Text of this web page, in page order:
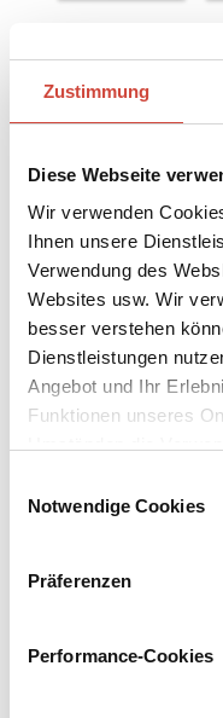
Zustimmung
Diese Webseite
Wir verwenden
Ihnen unsere
Verwendung des
Websites usw. Wir
besser verstehen
Dienstleistungen
Angebot und Ihr
Funktionen unseres
Notwendige Cookies
Präferenzen
Performance-Cookies